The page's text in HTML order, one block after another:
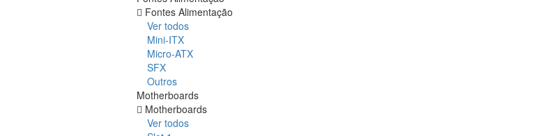
Fontes Alimentação
Ver todos
Mini-ITX
Micro-ATX
SFX
Outros
Motherboards
Motherboards
Ver todos